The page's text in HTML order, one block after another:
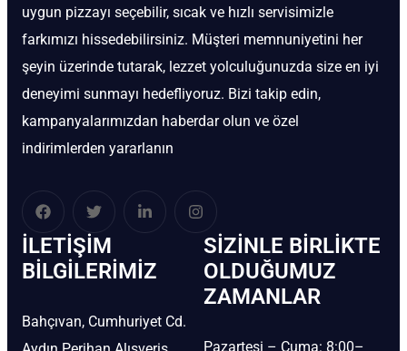
uygun pizzayı seçebilir, sıcak ve hızlı servisimizle
farkımızı hissedebilirsiniz. Müşteri memnuniyetini her
şeyin üzerinde tutarak, lezzet yolculuğunuzda size en iyi
deneyimi sunmayı hedefliyoruz. Bizi takip edin,
kampanyalarımızdan haberdar olun ve özel
indirimlerden yararlanın
İLETIŞIM
BİLGILERIMIZ
Bahçıvan, Cumhuriyet Cd.
SIZINLE BIRLIKTE
OLDUĞUMUZ
ZAMANLAR
Pazartesi – Cuma: 8:00–